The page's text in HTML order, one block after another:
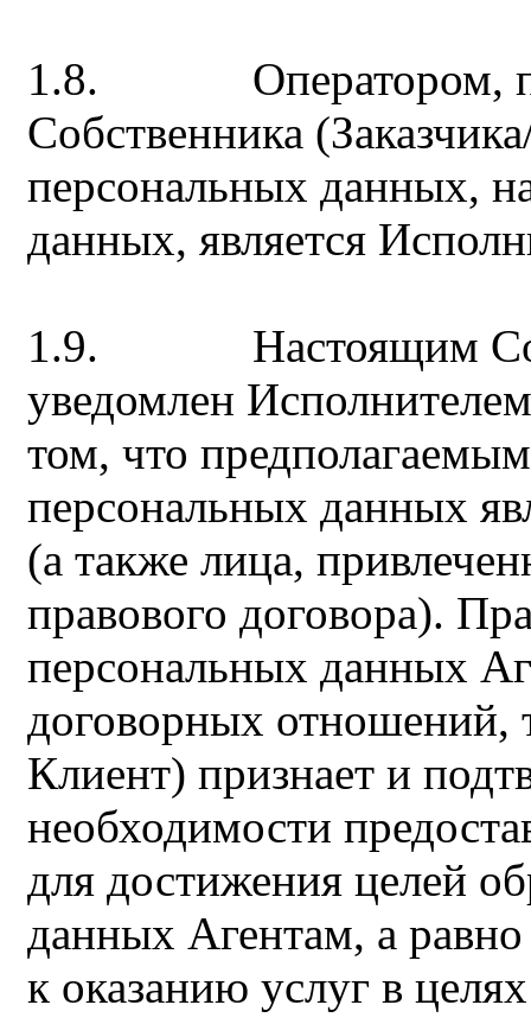
1.8. Оператором,
Собственника
персональных данных,
данных, является
1.9. Настоящим
уведомлен
том, что
персональных данных
(а также лица,
правового договора).
персональных данных
договорных отношений,
Клиент) признает и
необходимости
для достижения целей
данных Агентам, а
к оказанию услуг в